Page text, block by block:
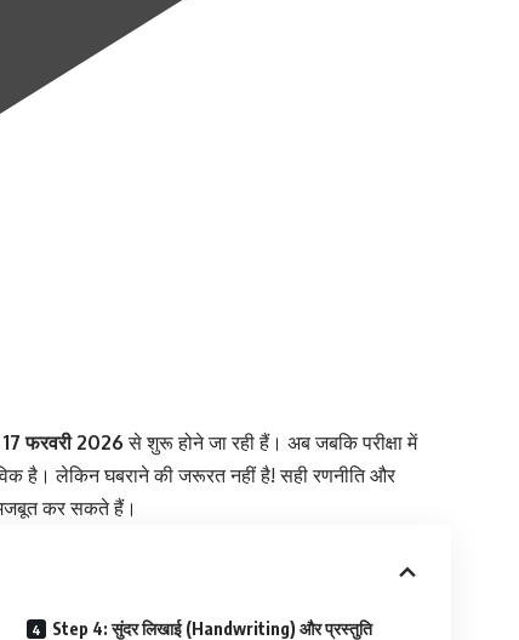
17 फरवरी 2026 से शुरू होने जा रही हैं। अब जबकि परीक्षा में
है। लेकिन घबराने की जरूरत नहीं है! सही रणनीति और
मजबूत कर सकते हैं।
Step 4: सुंदर लिखाई (Handwriting) और प्रस्तुति